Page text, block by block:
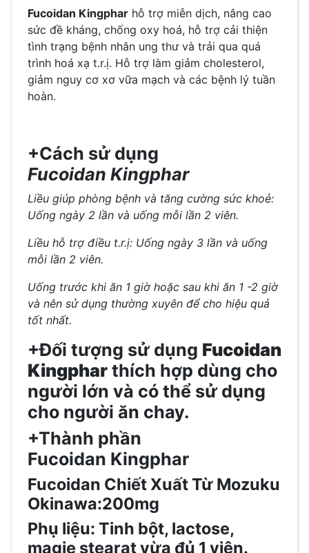
Fucoidan Kingphar hỗ trợ miễn dịch, nâng cao
sức đề kháng, chống oxy hoá, hỗ trợ cải thiện
tình trạng bệnh nhân ung thư và trải qua quá
trình hoá xạ t.r.ị. Hỗ trợ làm giảm cholesterol,
giảm nguy cơ xơ vữa mạch và các bệnh lý tuần
hoàn.
+Cách sử dụng
Fucoidan Kingphar
Liều giúp phòng bệnh và tăng cường sức khoẻ:
Uống ngày 2 lần và uống mỗi lần 2 viên.
Liều hỗ trợ điều t.r.ị: Uống ngày 3 lần và uống
mỗi lần 2 viên.
Uống trước khi ăn 1 giờ hoặc sau khi ăn 1 -2 giờ
và nên sử dụng thường xuyên để cho hiệu quả
tốt nhất.
+Đối tượng sử dụng Fucoidan
Kingphar thích hợp dùng cho
người lớn và có thể sử dụng
cho người ăn chay.
+Thành phần
Fucoidan Kingphar
Fucoidan Chiết Xuất Từ Mozuku
Okinawa:200mg
Phụ liệu: Tinh bột, lactose,
magie stearat vừa đủ 1 viên.